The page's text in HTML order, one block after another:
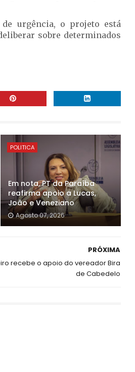
urgência, o projeto está
sobre determinados
POLITICA
Em nota, PT da Paraíba
reafirma apoio a Lucas,
João e Veneziano
Agosto 07, 2026
PRÓXIMA
recebe o apoio do vereador Bira
de Cabedelo